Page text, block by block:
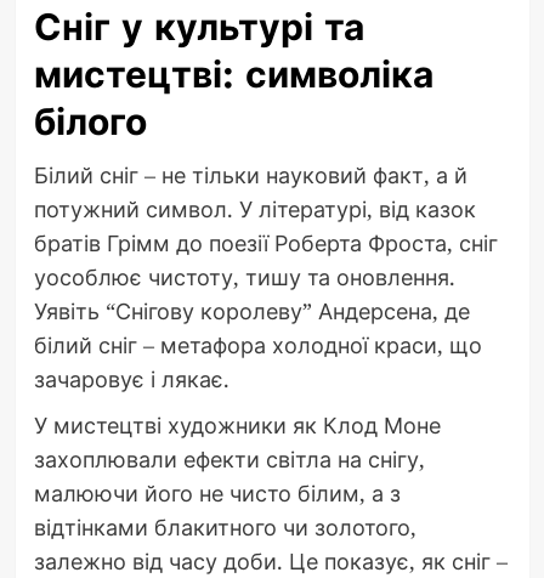
Сніг у культурі та
мистецтві: символіка
білого
Білий сніг – не тільки науковий факт, а й
потужний символ. У літературі, від казок
братів Грімм до поезії Роберта Фроста, сніг
уособлює чистоту, тишу та оновлення.
Уявіть “Снігову королеву” Андерсена, де
білий сніг – метафора холодної краси, що
зачаровує і лякає.
У мистецтві художники як Клод Моне
захоплювали ефекти світла на снігу,
малюючи його не чисто білим, а з
відтінками блакитного чи золотого,
залежно від часу доби. Це показує, як сніг –